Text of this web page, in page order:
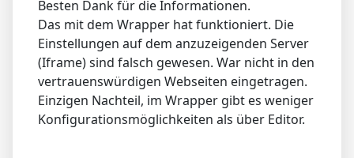
Besten Dank für die Informationen.
Das mit dem Wrapper hat funktioniert. Die
Einstellungen auf dem anzuzeigenden Server
(Iframe) sind falsch gewesen. War nicht in den
vertrauenswürdigen Webseiten eingetragen.
Einzigen Nachteil, im Wrapper gibt es weniger
Konfigurationsmöglichkeiten als über Editor.